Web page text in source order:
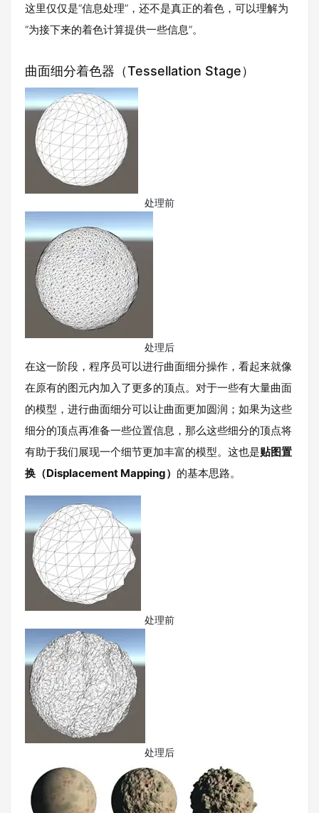
这里仅仅是“信息处理”，还不是真正的着色，可以理解为
“为接下来的着色计算提供一些信息”。
曲面细分着色器（Tessellation Stage）
处理前
处理后
在这一阶段，程序员可以进行曲面细分操作，看起来就像
在原有的图元内加入了更多的顶点。对于一些有大量曲面
的模型，进行曲面细分可以让曲面更加圆润；如果为这些
细分的顶点再准备一些位置信息，那么这些细分的顶点将
有助于我们展现一个细节更加丰富的模型。这也是贴图置
换（Displacement Mapping） 的基本思路。
处理前
处理后